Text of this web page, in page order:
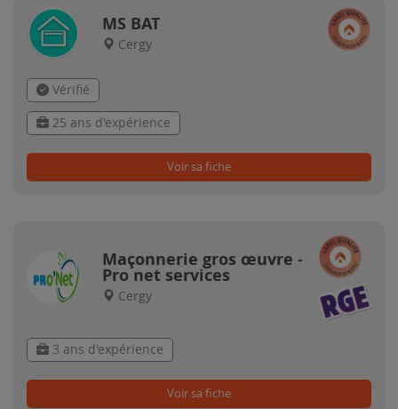
MS BAT
Cergy
Vérifié
25 ans d'expérience
Voir sa fiche
Maçonnerie gros œuvre -
Pro net services
Cergy
3 ans d'expérience
Voir sa fiche